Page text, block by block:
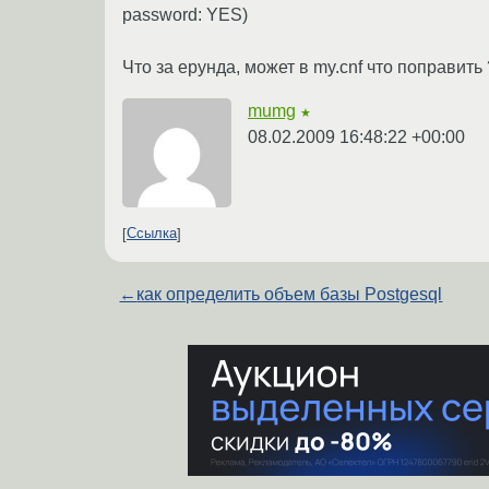
password: YES)
Что за ерунда, может в my.cnf что поправить
mumg ★
08.02.2009 16:48:22 +00:00
Ссылка
← как определить объем базы Postgesql